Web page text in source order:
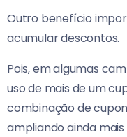
Outro benefício
acumular descontos.
Pois, em algumas
uso de mais de um
combinação de
ampliando ainda